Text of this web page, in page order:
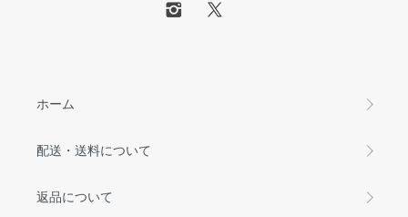
ホーム
配送・送料について
返品について